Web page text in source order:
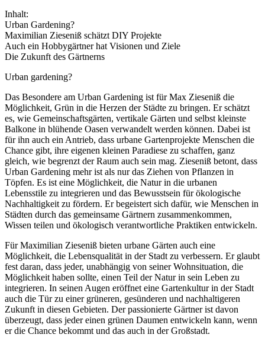
Inhalt:
Urban Gardening?
Maximilian Zieseniß schätzt DIY Projekte
Auch ein Hobbygärtner hat Visionen und Ziele
Die Zukunft des Gärtnerns
Urban gardening?
Das Besondere am Urban Gardening ist für Max Zieseniß die
Möglichkeit, Grün in die Herzen der Städte zu bringen. Er schätzt
es, wie Gemeinschaftsgärten, vertikale Gärten und selbst kleinste
Balkone in blühende Oasen verwandelt werden können. Dabei ist
für ihn auch ein Antrieb, dass urbane Gartenprojekte Menschen die
Chance gibt, ihre eigenen kleinen Paradiese zu schaffen, ganz
gleich, wie begrenzt der Raum auch sein mag. Zieseniß betont, dass
Urban Gardening mehr ist als nur das Ziehen von Pflanzen in
Töpfen. Es ist eine Möglichkeit, die Natur in die urbanen
Lebensstile zu integrieren und das Bewusstsein für ökologische
Nachhaltigkeit zu fördern. Er begeistert sich dafür, wie Menschen in
Städten durch das gemeinsame Gärtnern zusammenkommen,
Wissen teilen und ökologisch verantwortliche Praktiken entwickeln.
Für Maximilian Zieseniß bieten urbane Gärten auch eine
Möglichkeit, die Lebensqualität in der Stadt zu verbessern. Er glaubt
fest daran, dass jeder, unabhängig von seiner Wohnsituation, die
Möglichkeit haben sollte, einen Teil der Natur in sein Leben zu
integrieren. In seinen Augen eröffnet eine Gartenkultur in der Stadt
auch die Tür zu einer grüneren, gesünderen und nachhaltigeren
Zukunft in diesen Gebieten. Der passionierte Gärtner ist davon
überzeugt, dass jeder einen grünen Daumen entwickeln kann, wenn
er die Chance bekommt und das auch in der Großstadt.